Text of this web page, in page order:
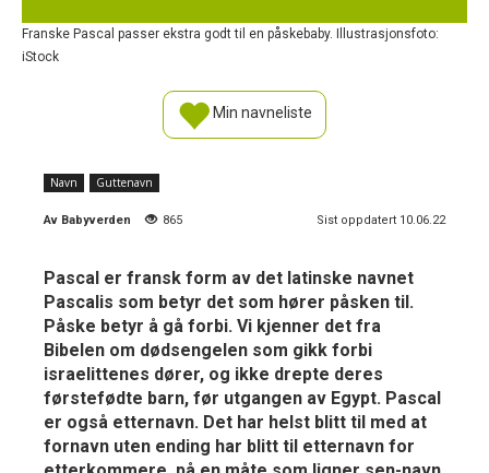
Franske Pascal passer ekstra godt til en påskebaby. Illustrasjonsfoto:
iStock
Min navneliste
Navn Guttenavn
Av Babyverden 865 Sist oppdatert 10.06.22
Pascal er fransk form av det latinske navnet
Pascalis som betyr det som hører påsken til.
Påske betyr å gå forbi. Vi kjenner det fra
Bibelen om dødsengelen som gikk forbi
israelittenes dører, og ikke drepte deres
førstefødte barn, før utgangen av Egypt. Pascal
er også etternavn. Det har helst blitt til med at
fornavn uten ending har blitt til etternavn for